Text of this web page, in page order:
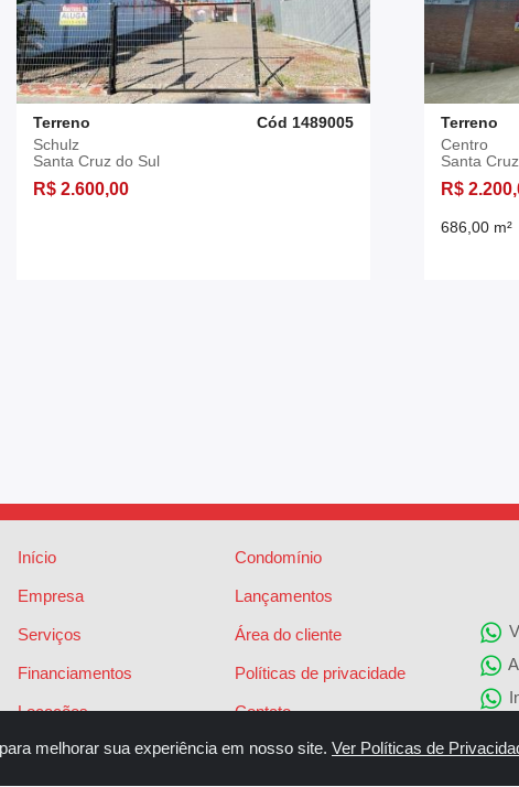
Terreno
Cód 1489005
Schulz
Santa Cruz do Sul
R$ 2.600,00
Terreno
Centro
Santa
R$
686,00 m²
Início
Empresa
Serviços
Financiamentos
Locações
Vendas
Condomínio
Lançamentos
Área do cliente
Políticas de privacidade
Contato
melhorar sua experiência em nosso site. Ver Políticas de